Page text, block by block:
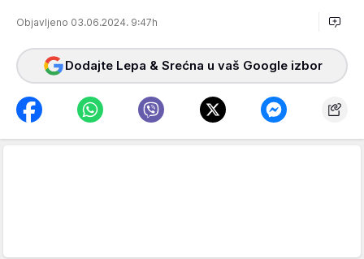
Objavljeno 03.06.2024. 9:47h
Dodajte Lepa & Srećna u vaš Google izbor